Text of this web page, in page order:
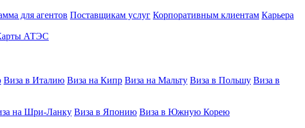
для агентов Поставщикам услуг Корпоративным клиентам Карьера
АТЭС
Виза в Италию Виза на Кипр Виза на Мальту Виза в Польшу Виза в
на Шри-Ланку Виза в Японию Виза в Южную Корею